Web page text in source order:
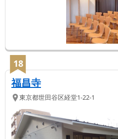
18
福昌寺
東京都世田谷区経堂1-22-1